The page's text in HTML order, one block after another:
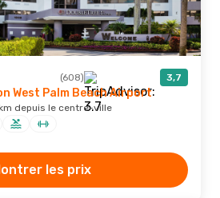
(608) 3,7
West Palm Beach Airport
depuis le centre-ville
les prix